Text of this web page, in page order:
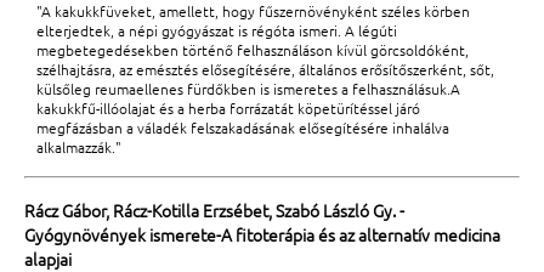
"A kakukkfüveket, amellett, hogy fűszernövényként széles körben
elterjedtek, a népi gyógyászat is régóta ismeri. A légúti
megbetegedésekben történő felhasználáson kívül görcsoldóként,
szélhajtásra, az emésztés elősegítésére, általános erősítőszerként, sőt,
külsőleg reumaellenes fürdőkben is ismeretes a felhasználásuk.A
kakukkfű-illóolajat és a herba forrázatát köpetürítéssel járó
megfázásban a váladék felszakadásának elősegítésére inhalálva
alkalmazzák."
Rácz Gábor, Rácz-Kotilla Erzsébet, Szabó László Gy. -
Gyógynövények ismerete-A fitoterápia és az alternatív medicina
alapjai